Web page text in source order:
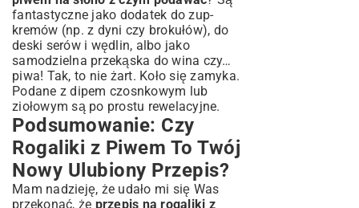
fantastyczne jako dodatek do zup-
kremów (np. z dyni czy brokułów), do
deski serów i wędlin, albo jako
samodzielna przekąska do wina czy…
piwa! Tak, to nie żart. Koło się zamyka.
Podane z dipem czosnkowym lub
ziołowym są po prostu rewelacyjne.
Podsumowanie: Czy
Rogaliki z Piwem To Twój
Nowy Ulubiony Przepis?
Mam nadzieję, że udało mi się Was
przekonać, że przepis na rogaliki z